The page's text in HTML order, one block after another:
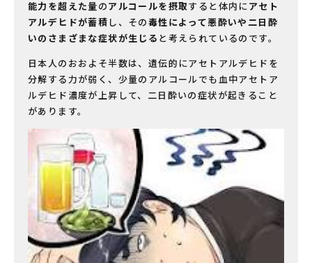
能力を超えた量のアルコールを摂取すると体内にアセト
アルデヒドが蓄積 し、その毒性によって悪酔いや二日酔
いのさまざまな症状が生じる と考えられているのです。
日本人のおおよそ半数は、遺伝的にアセトアルデヒドを
分解する力が弱く、少量のアルコールでも血中アセトア
ルデヒド濃度が上昇して、二日酔いの症状が起きること
があります。